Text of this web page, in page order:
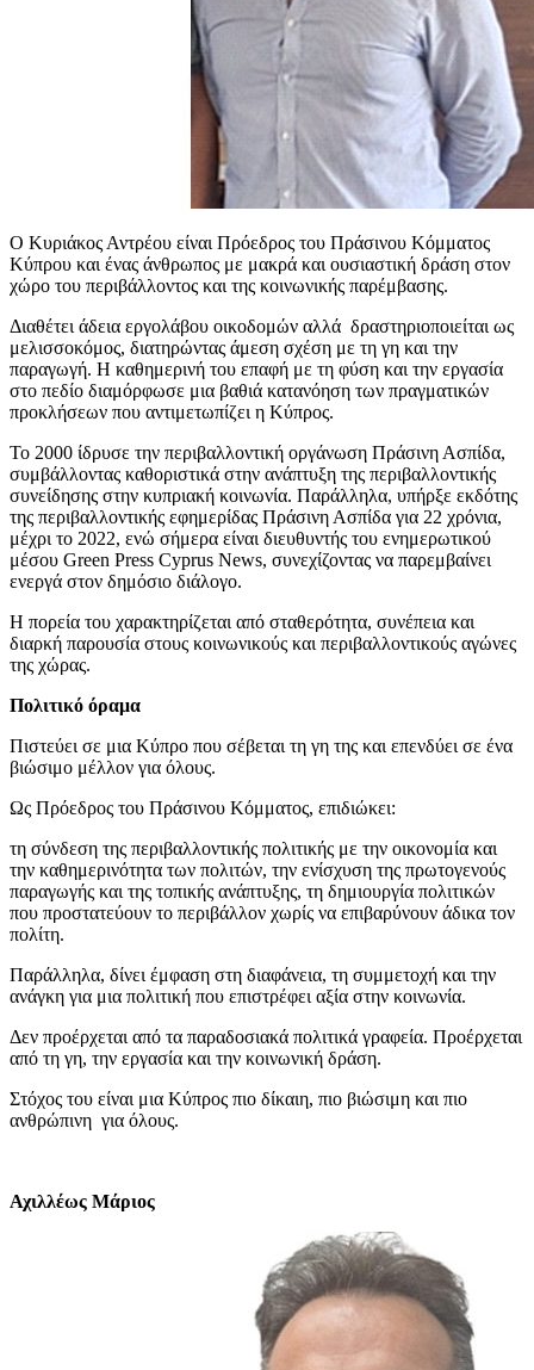
Ο Κυριάκος Αντρέου είναι Πρόεδρος του Πράσινου Κόμματος
Κύπρου και ένας άνθρωπος με μακρά και ουσιαστική δράση στον
χώρο του περιβάλλοντος και της κοινωνικής παρέμβασης.
Διαθέτει άδεια εργολάβου οικοδομών αλλά δραστηριοποιείται ως
μελισσοκόμος, διατηρώντας άμεση σχέση με τη γη και την
παραγωγή. Η καθημερινή του επαφή με τη φύση και την εργασία
στο πεδίο διαμόρφωσε μια βαθιά κατανόηση των πραγματικών
προκλήσεων που αντιμετωπίζει η Κύπρος.
Το 2000 ίδρυσε την περιβαλλοντική οργάνωση Πράσινη Ασπίδα,
συμβάλλοντας καθοριστικά στην ανάπτυξη της περιβαλλοντικής
συνείδησης στην κυπριακή κοινωνία. Παράλληλα, υπήρξε εκδότης
της περιβαλλοντικής εφημερίδας Πράσινη Ασπίδα για 22 χρόνια,
μέχρι το 2022, ενώ σήμερα είναι διευθυντής του ενημερωτικού
μέσου Green Press Cyprus Νews, συνεχίζοντας να παρεμβαίνει
ενεργά στον δημόσιο διάλογο.
Η πορεία του χαρακτηρίζεται από σταθερότητα, συνέπεια και
διαρκή παρουσία στους κοινωνικούς και περιβαλλοντικούς αγώνες
της χώρας.
Πολιτικό όραμα
Πιστεύει σε μια Κύπρο που σέβεται τη γη της και επενδύει σε ένα
βιώσιμο μέλλον για όλους.
Ως Πρόεδρος του Πράσινου Κόμματος, επιδιώκει:
τη σύνδεση της περιβαλλοντικής πολιτικής με την οικονομία και
την καθημερινότητα των πολιτών, την ενίσχυση της πρωτογενούς
παραγωγής και της τοπικής ανάπτυξης, τη δημιουργία πολιτικών
που προστατεύουν το περιβάλλον χωρίς να επιβαρύνουν άδικα τον
πολίτη.
Παράλληλα, δίνει έμφαση στη διαφάνεια, τη συμμετοχή και την
ανάγκη για μια πολιτική που επιστρέφει αξία στην κοινωνία.
Δεν προέρχεται από τα παραδοσιακά πολιτικά γραφεία. Προέρχεται
από τη γη, την εργασία και την κοινωνική δράση.
Στόχος του είναι μια Κύπρος πιο δίκαιη, πιο βιώσιμη και πιο
ανθρώπινη για όλους.
Αχιλλέως Μάριος